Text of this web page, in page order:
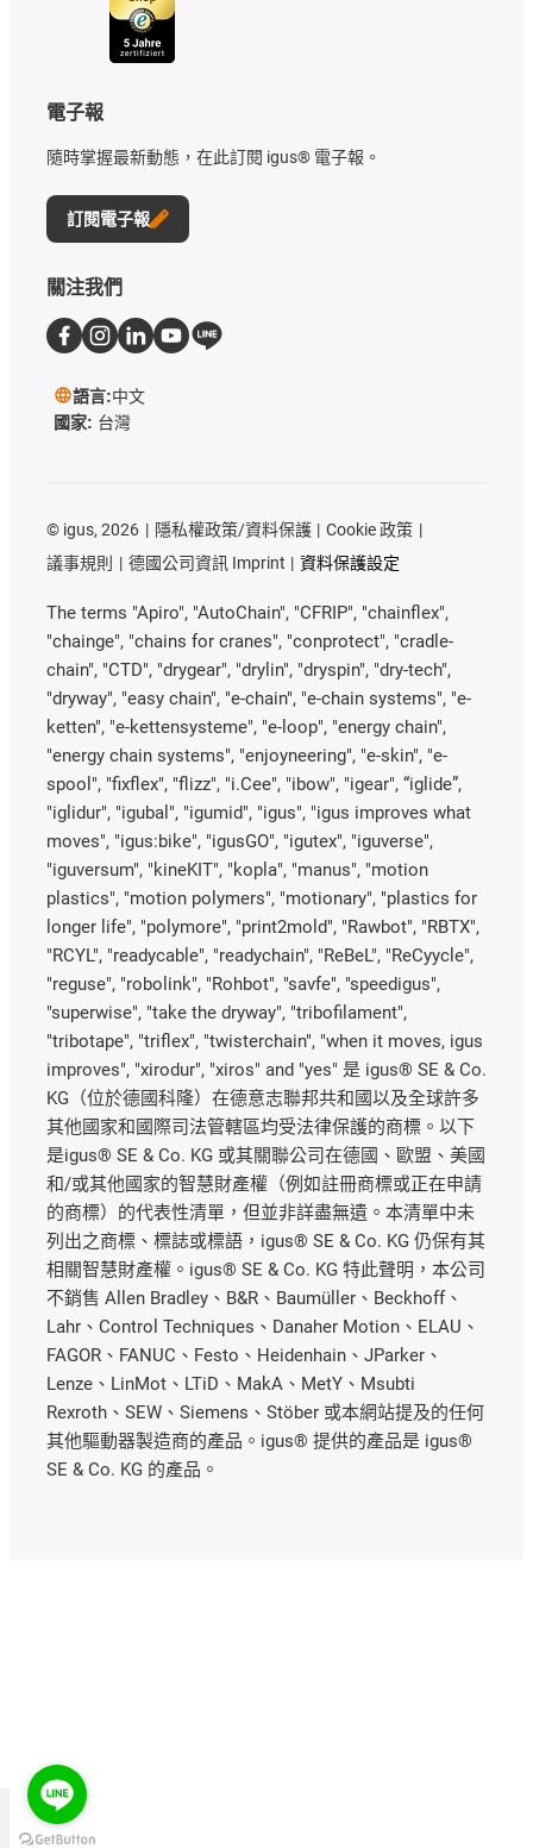
電子報
隨時掌握最新動態，在此訂閱 igus® 電子報。
訂閱電子報
關注我們
語言:中文
國家: 台灣
© igus, 2026 隱私權政策/資料保護
Cookie 政策
議事規則
德國公司資訊 Imprint 資料保護設定
The terms "Apiro", "AutoChain", "CFRIP", "chainflex",
"chainge", "chains for cranes", "conprotect", "cradle-
chain", "CTD", "drygear", "drylin", "dryspin", "dry-tech",
"dryway", "easy chain", "e-chain", "e-chain systems", "e-
ketten", "e-kettensysteme", "e-loop", "energy chain",
"energy chain systems", "enjoyneering", "e-skin", "e-
spool", "fixflex", "flizz", "i.Cee", "ibow", "igear", “iglide”,
"iglidur", "igubal", "igumid", "igus", "igus improves what
moves", "igus:bike", "igusGO", "igutex", "iguverse",
"iguversum", "kineKIT", "kopla", "manus", "motion
plastics", "motion polymers", "motionary", "plastics for
longer life", "polymore", "print2mold", "Rawbot", "RBTX",
"RCYL", "readycable", "readychain", "ReBeL", "ReCyycle",
"reguse", "robolink", "Rohbot", "savfe", "speedigus",
"superwise", "take the dryway", "tribofilament",
"tribotape", "triflex", "twisterchain", "when it moves, igus
improves", "xirodur", "xiros" and "yes" 是 igus® SE & Co.
KG（位於德國科隆）在德意志聯邦共和國以及全球許多
其他國家和國際司法管轄區均受法律保護的商標。以下
是igus® SE & Co. KG 或其關聯公司在德國、歐盟、美國
和/或其他國家的智慧財產權（例如註冊商標或正在申請
的商標）的代表性清單，但並非詳盡無遺。本清單中未
列出之商標、標誌或標語，igus® SE & Co. KG 仍保有其
相關智慧財產權。igus® SE & Co. KG 特此聲明，本公司
不銷售 Allen Bradley、B&R、Baumüller、Beckhoff、
Lahr、Control Techniques、Danaher Motion、ELAU、
FAGOR、FANUC、Festo、Heidenhain、JParker、
Lenze、LinMot、LTiD、MakA、MetY、Msubti
Rexroth、SEW、Siemens、Stöber 或本網站提及的任何
其他驅動器製造商的產品。igus® 提供的產品是 igus®
SE & Co. KG 的產品。